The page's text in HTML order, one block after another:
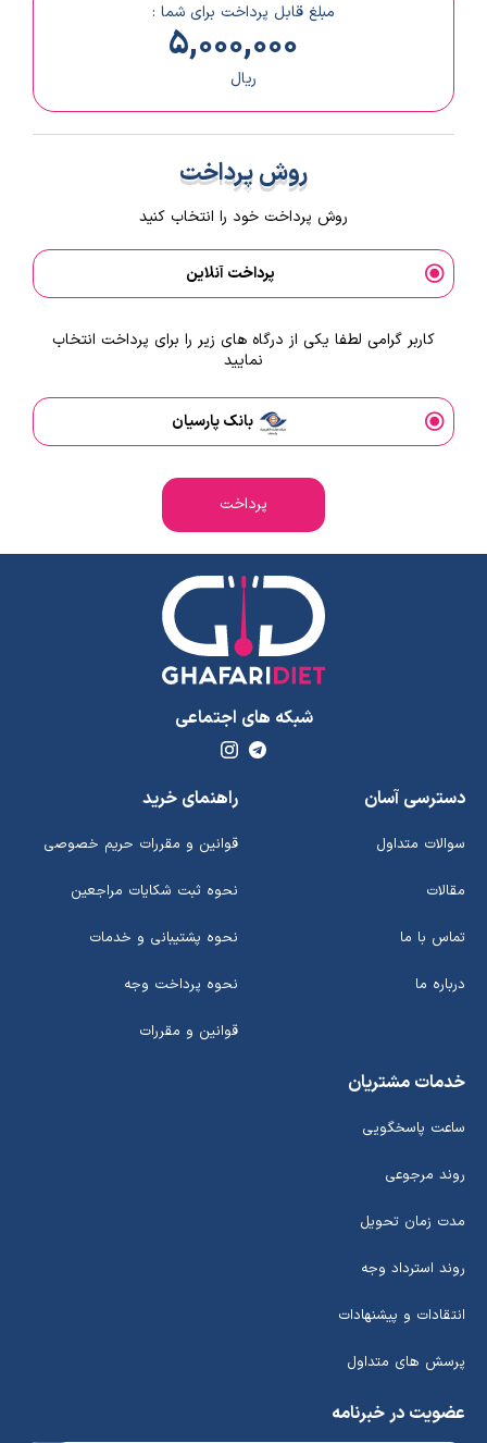
مبلغ قابل پرداخت برای شما :
5,000,000
ریال
روش پرداخت
روش پرداخت خود را انتخاب کنید
پرداخت آنلاین
کاربر گرامی لطفا یکی از درگاه های زیر را برای پرداخت انتخاب
نمایید
بانک پارسیان
پرداخت
شبکه های اجتماعی
دسترسی آسان
سوالات متداول
مقالات
تماس با ما
درباره ما
راهنمای خرید
قوانین و مقررات حریم خصوصی
نحوه ثبت شکایات مراجعین
نحوه پشتیبانی و خدمات
نحوه پرداخت وجه
قوانین و مقررات
خدمات مشتریان
ساعت پاسخگویی
روند مرجوعی
مدت زمان تحویل
روند استرداد وجه
انتقادات و پیشنهادات
پرسش های متداول
عضویت در خبرنامه